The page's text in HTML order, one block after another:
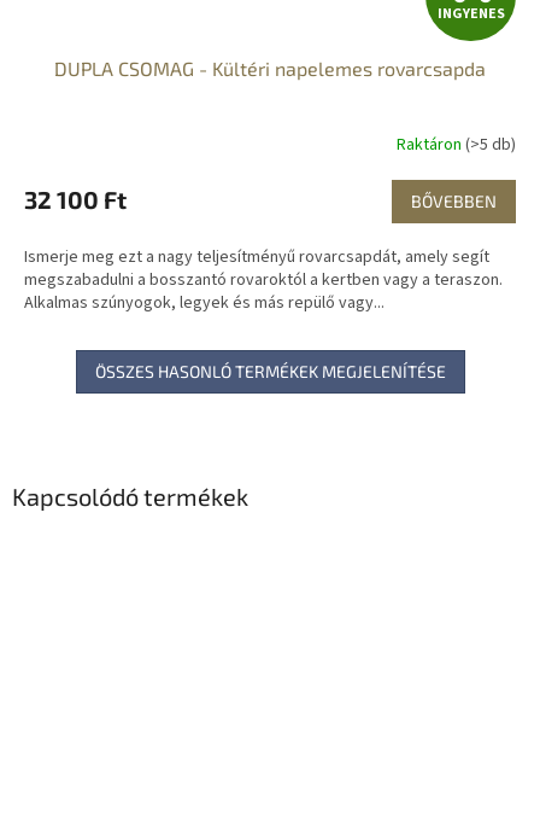
Kapcsolódó termékek
N
Y
E
N
E
INGYENES
DUPLA CSOMAG - Kültéri napelemes rovarcsapda
Raktáron (>5 db)
32 100 Ft BŐVEBBEN
Ismerje meg ezt a nagy teljesítményű rovarcsapdát, amely segít
megszabadulni a bosszantó rovaroktól a kertben vagy a teraszon.
Alkalmas szúnyogok, legyek és más repülő vagy...
ÖSSZES HASONLÓ TERMÉKEK MEGJELENÍTÉSE